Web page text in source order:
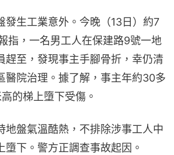
發生工業意外。今晚（13日）約7
指，一名男工人在保建路9號一地
趕至，發現事主手腳骨折，幸仍清
醫院治理。據了解，事主年約30多
的梯上墮下受傷。
地盤氣溫酷熱，不排除涉事工人中
墮下。警方正調查事故起因。